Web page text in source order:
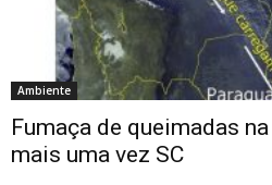
Ambiente
Fumaça de queimadas
mais uma vez SC